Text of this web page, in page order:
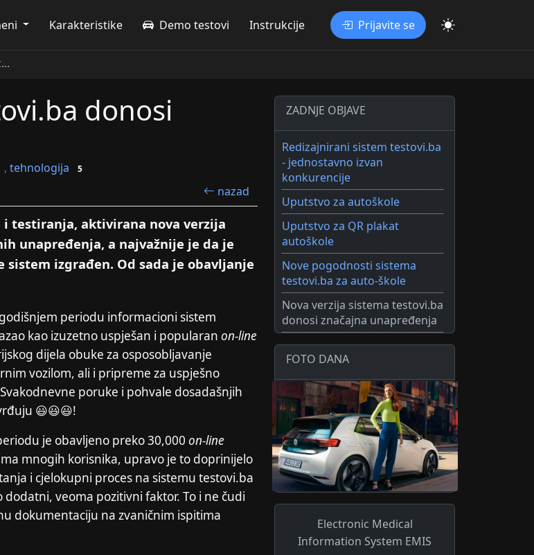
Karakteristike Demo testovi Instrukcije Prijavite se
donosi
tehnologija 5
nazad
i testiranja, aktivirana nova verzija
unapređenja, a najvažnije je da je
izgrađen. Od sada je obavljanje
periodu informacioni sistem
kao izuzetno uspješan i popularan on-line
dijela obuke za osposobljavanje
vozilom, ali i pripreme za uspješno
poruke i pohvale dosadašnjih
😃😃😃!
je obavljeno preko 30,000 on-line
mnogih korisnika, upravo je to doprinijelo
i cjelokupni proces na sistemu testovi.ba
veoma pozitivni faktor. To i ne čudi
dokumentaciju na zvaničnim ispitima
ZADNJE OBJAVE
Redizajnirani sistem testovi.ba
- jednostavno izvan
konkurencije
Uputstvo za autoškole
Uputstvo za QR plakat
autoškole
Nove pogodnosti sistema
testovi.ba za auto-škole
Nova verzija sistema testovi.ba
donosi značajna unapređenja
FOTO DANA
Electronic Medical
Information System EMIS